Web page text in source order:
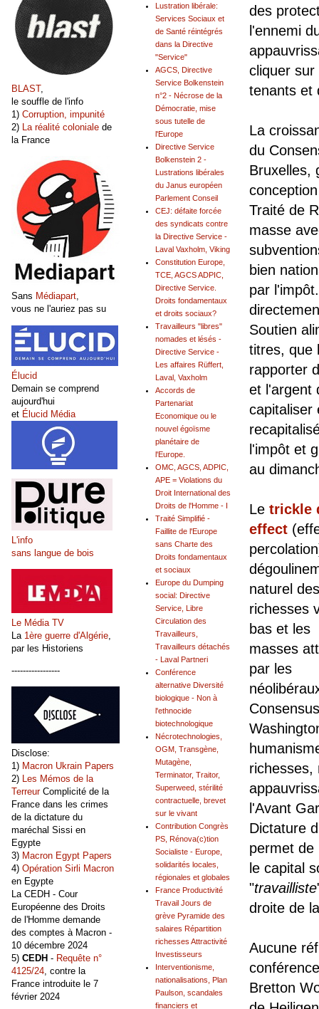
des
l'ennemi
cliquer
tenants et
La
du
Bruxelles,
Traité de
masse
bien
par
Soutien
titres, que
rapporter
et l'argent
capitaliser
l'impôt et
au
Le trickle
effect
naturel des
richesses
bas et les
masses
par les
richesses,
l'Avant
Dictature
permet de
le capital
"travailliste
droite de
Aucune
Bretton
Lustration libérale:
Services Sociaux et
de Santé réintégrés
dans la Directive
"Service"
AGCS, Directive
Service Bolkenstein
n°2 - Nécrose de la
Démocratie, mise
sous tutelle de
l'Europe
Directive Service
Bolkenstein 2 -
Lustrations libérales
du Janus européen
Parlement Conseil
CEJ: défaite forcée
des syndicats contre
la Directive Service -
Laval Vaxholm, Viking
Constitution Europe,
TCE, AGCS ADPIC,
Directive Service.
Droits fondamentaux
et droits sociaux?
Travailleurs "libres"
nomades et lésés -
Directive Service -
Les affaires Rüffert,
Laval, Vaxholm
Accords de
Partenariat
Economique ou le
nouvel égoïsme
planétaire de
l'Europe.
OMC, AGCS, ADPIC,
APE = Violations du
Droit International des
Droits de l'Homme - I
Traité Simplifié -
Faillite de l'Europe
sans Charte des
Droits fondamentaux
et sociaux
Europe du Dumping
social: Directive
Service, Libre
Circulation des
Travailleurs,
Travailleurs détachés
- Laval Partneri
Conférence
alternative Diversité
biologique - Non à
l'ethnocide
biotechnologique
Nécrotechnologies,
OGM, Transgène,
Mutagène,
Terminator, Traitor,
Superweed, stérilité
contractuelle, brevet
sur le vivant
Contribution Congrès
PS, Rénova(c)tion
Socialiste - Europe,
solidarités locales,
régionales et globales
France Productivité
Travail Jours de
grève Pyramide des
salaires Répartition
richesses Attractivité
Investisseurs
Interventionisme,
nationalisations, Plan
Paulson, scandales
financiers et
BLAST,
le souffle de l'info
1) Corruption, impunité
2) La réalité coloniale de
la France
Sans Médiapart,
vous ne l'auriez pas su
Élucid
Demain se comprend
aujourd'hui
et Élucid Média
L'info
sans langue de bois
Le Média TV
La 1ère guerre d'Algérie
par les Historiens
-----------------
Disclose:
1) Macron Ukrain Papers
2) Les Mémos de la
TerreurComplicité de la
France dans les crimes
de la dictature du
maréchal Sissi en
Egypte
3) Macron Egypt Papers
4) Opération Sirli Macron
en Egypte
La CEDH - Cour
Européenne des Droits
de l'Homme demande
des comptes à Macron -
10 décembre 2024
5) CEDH - Requête n°
4125/24, contre la
France introduite le 7
février 2024